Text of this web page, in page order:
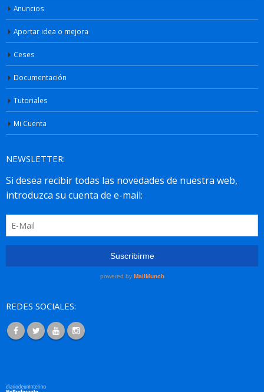
Anuncios
Aportar idea o mejora
Ceses
Documentación
Tutoriales
Mi Cuenta
NEWSLETTER:
REDES SOCIALES: